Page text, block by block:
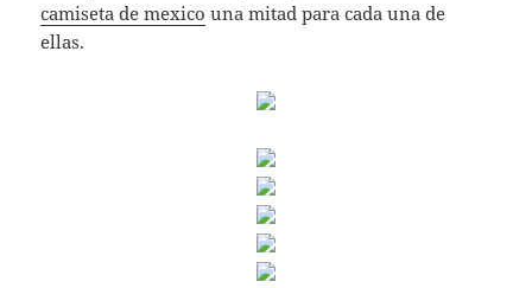
camiseta de mexico una mitad para cada una de
ellas.